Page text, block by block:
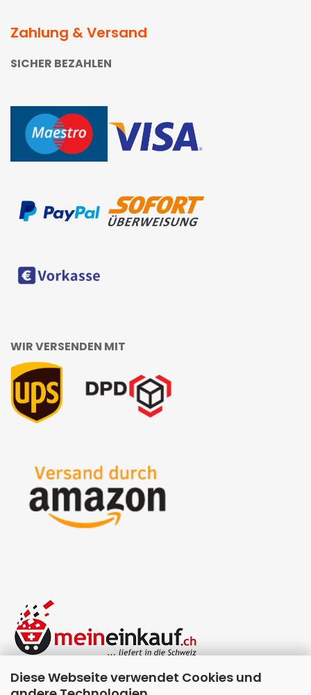
Diese Webseite verwendet Cookies und
Zahlung & Versand
SICHER BEZAHLEN
WIR VERSENDEN MIT